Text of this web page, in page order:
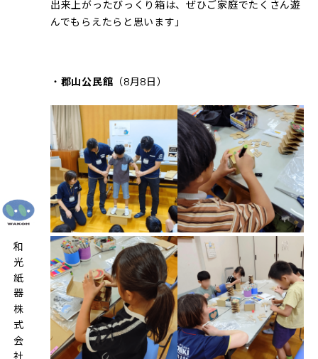
和光紙器株式会社
出来上がったびっくり箱は、ぜひご家庭でたくさん遊
んでもらえたらと思います」
・ 郡山公民館 （8月8日）